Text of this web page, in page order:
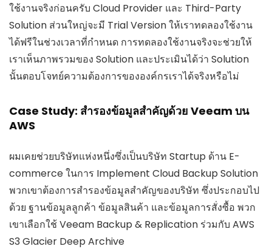
ใช้งานจริงก่อนครับ Cloud Provider และ Third-Party
Solution ส่วนใหญ่จะมี Trial Version ให้เราทดลองใช้งาน
ได้ฟรีในช่วงเวลาที่กำหนด การทดลองใช้งานจริงจะช่วยให้
เราเห็นภาพรวมของ Solution และประเมินได้ว่า Solution
นั้นตอบโจทย์ความต้องการขององค์กรเราได้จริงหรือไม่
Case Study: สำรองข้อมูลสำคัญด้วย Veeam บน
AWS
ผมเคยช่วยบริษัทแห่งหนึ่งซึ่งเป็นบริษัท Startup ด้าน E-
commerce ในการ Implement Cloud Backup Solution
พวกเขาต้องการสำรองข้อมูลสำคัญของบริษัท ซึ่งประกอบไป
ด้วย ฐานข้อมูลลูกค้า ข้อมูลสินค้า และข้อมูลการสั่งซื้อ พวก
เขาเลือกใช้ Veeam Backup & Replication ร่วมกับ AWS
S3 Glacier Deep Archive